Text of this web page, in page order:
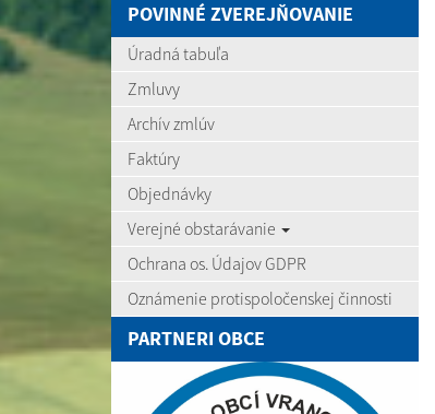
POVINNÉ ZVEREJŇOVANIE
Úradná tabuľa
Zmluvy
Archív zmlúv
Faktúry
Objednávky
Verejné obstarávanie
Ochrana os. Údajov GDPR
Oznámenie protispoločenskej činnosti
PARTNERI OBCE